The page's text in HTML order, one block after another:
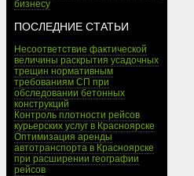
бизнесу
ПОСЛЕДНИЕ СТАТЬИ
Несоответствие фактической
величины раскрытия усадочных
трещин нормативным
требованиям СП при
обследовании бетонных
конструкций
Контроль плотности рейсов
курьерских услуг в Красноярске
Оптимизация аренды
автотранспорта в Красноярске
при расширении географии
рейсов